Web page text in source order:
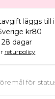
läggs till i
kr80
dagar
returpolicy
för